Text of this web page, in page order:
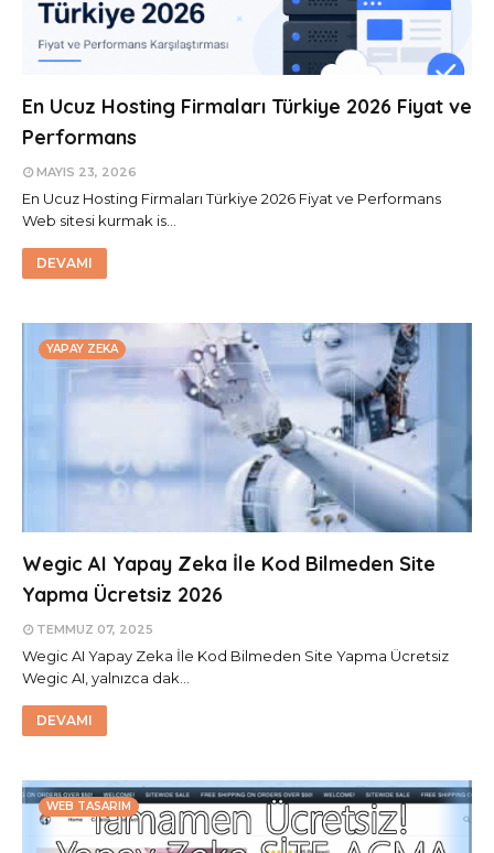
En Ucuz Hosting Firmaları Türkiye 2026 Fiyat ve
Performans
MAYIS 23, 2026
En Ucuz Hosting Firmaları Türkiye 2026 Fiyat ve Performans
Web sitesi kurmak is…
DEVAMI
YAPAY ZEKA
Wegic AI Yapay Zeka İle Kod Bilmeden Site
Yapma Ücretsiz 2026
TEMMUZ 07, 2025
Wegic AI Yapay Zeka İle Kod Bilmeden Site Yapma Ücretsiz
Wegic AI, yalnızca dak…
DEVAMI
WEB TASARIM